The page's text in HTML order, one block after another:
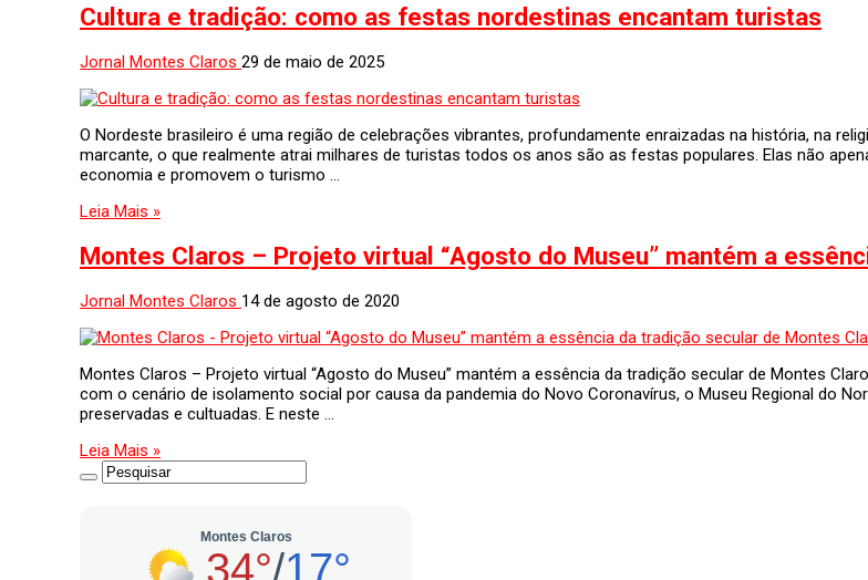
Cultura e tradição: como as festas nordestinas encantam turistas
Jornal Montes Claros 29 de maio de 2025
O Nordeste brasileiro é uma região de celebrações vibrantes, profundamente enraizadas na história, na
marcante, o que realmente atrai milhares de turistas todos os anos são as festas populares. Elas não
economia e promovem o turismo …
Leia Mais »
Montes Claros – Projeto virtual “Agosto do Museu” mantém a
Jornal Montes Claros 14 de agosto de 2020
Montes Claros – Projeto virtual “Agosto do Museu” mantém a essência da tradição secular de Montes
com o cenário de isolamento social por causa da pandemia do Novo Coronavírus, o Museu Regional do
preservadas e cultuadas. E neste …
Leia Mais »